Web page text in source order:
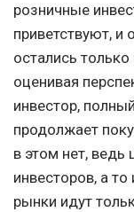
розничные
приветствуют, и
остались
оценивая
инвестор,
продолжает
в этом нет, ведь
инвесторов, а
рынки идут